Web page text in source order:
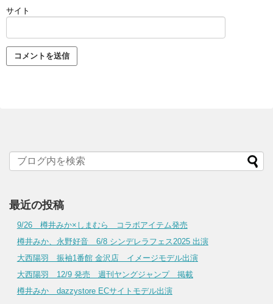
サイト
最近の投稿
9/26 樽井みか×しまむら コラボアイテム発売
樽井みか、永野好音 6/8 シンデレラフェス2025 出演
大西陽羽 振袖1番館 金沢店 イメージモデル出演
大西陽羽 12/9 発売 週刊ヤングジャンプ 掲載
樽井みか dazzystore ECサイトモデル出演